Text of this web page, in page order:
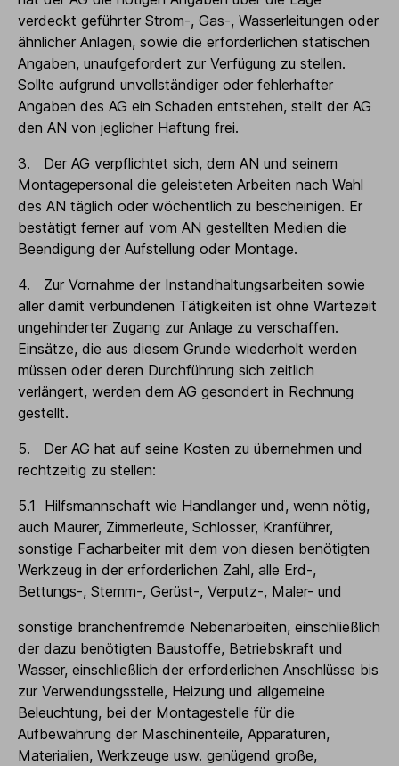
verdeckt geführter Strom-, Gas-, Wasserleitungen oder
ähnlicher Anlagen, sowie die erforderlichen statischen
Angaben, unaufgefordert zur Verfügung zu stellen.
Sollte aufgrund unvollständiger oder fehlerhafter
Angaben des AG ein Schaden entstehen, stellt der AG
den AN von jeglicher Haftung frei.
3. Der AG verpflichtet sich, dem AN und seinem
Montagepersonal die geleisteten Arbeiten nach Wahl
des AN täglich oder wöchentlich zu bescheinigen. Er
bestätigt ferner auf vom AN gestellten Medien die
Beendigung der Aufstellung oder Montage.
4. Zur Vornahme der Instandhaltungsarbeiten sowie
aller damit verbundenen Tätigkeiten ist ohne Wartezeit
ungehinderter Zugang zur Anlage zu verschaffen.
Einsätze, die aus diesem Grunde wiederholt werden
müssen oder deren Durchführung sich zeitlich
verlängert, werden dem AG gesondert in Rechnung
gestellt.
5. Der AG hat auf seine Kosten zu übernehmen und
rechtzeitig zu stellen:
5.1 Hilfsmannschaft wie Handlanger und, wenn nötig,
auch Maurer, Zimmerleute, Schlosser, Kranführer,
sonstige Facharbeiter mit dem von diesen benötigten
Werkzeug in der erforderlichen Zahl, alle Erd-,
Bettungs-, Stemm-, Gerüst-, Verputz-, Maler- und
sonstige branchenfremde Nebenarbeiten, einschließlich
der dazu benötigten Baustoffe, Betriebskraft und
Wasser, einschließlich der erforderlichen Anschlüsse bis
zur Verwendungsstelle, Heizung und allgemeine
Beleuchtung, bei der Montagestelle für die
Aufbewahrung der Maschinenteile, Apparaturen,
Materialien, Werkzeuge usw. genügend große,